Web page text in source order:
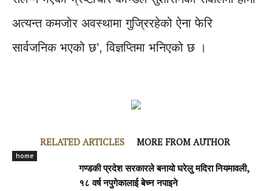
अत्यन्त कमजोर अवस्थामा गुज्रिरहेको ऐना फेरि
सार्वजनिक भएको छ’, विज्ञप्तिमा भनिएको छ ।
RELATED ARTICLES MORE FROM AUTHOR
home
गण्डकी प्रदेश सरकारले बनायो घरेलु मदिरा नियमावली,
१८ वर्ष नपुगेकालाई बेच्न नपाइने